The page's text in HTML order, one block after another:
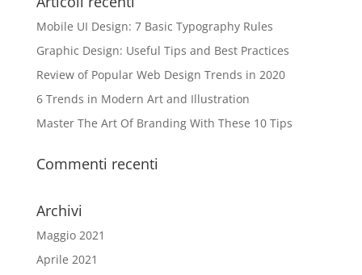
Mobile UI Design: 7 Basic Typography Rules
Graphic Design: Useful Tips and Best Practices
Review of Popular Web Design Trends in 2020
6 Trends in Modern Art and Illustration
Master The Art Of Branding With These 10 Tips
Commenti recenti
Archivi
Maggio 2021
Aprile 2021